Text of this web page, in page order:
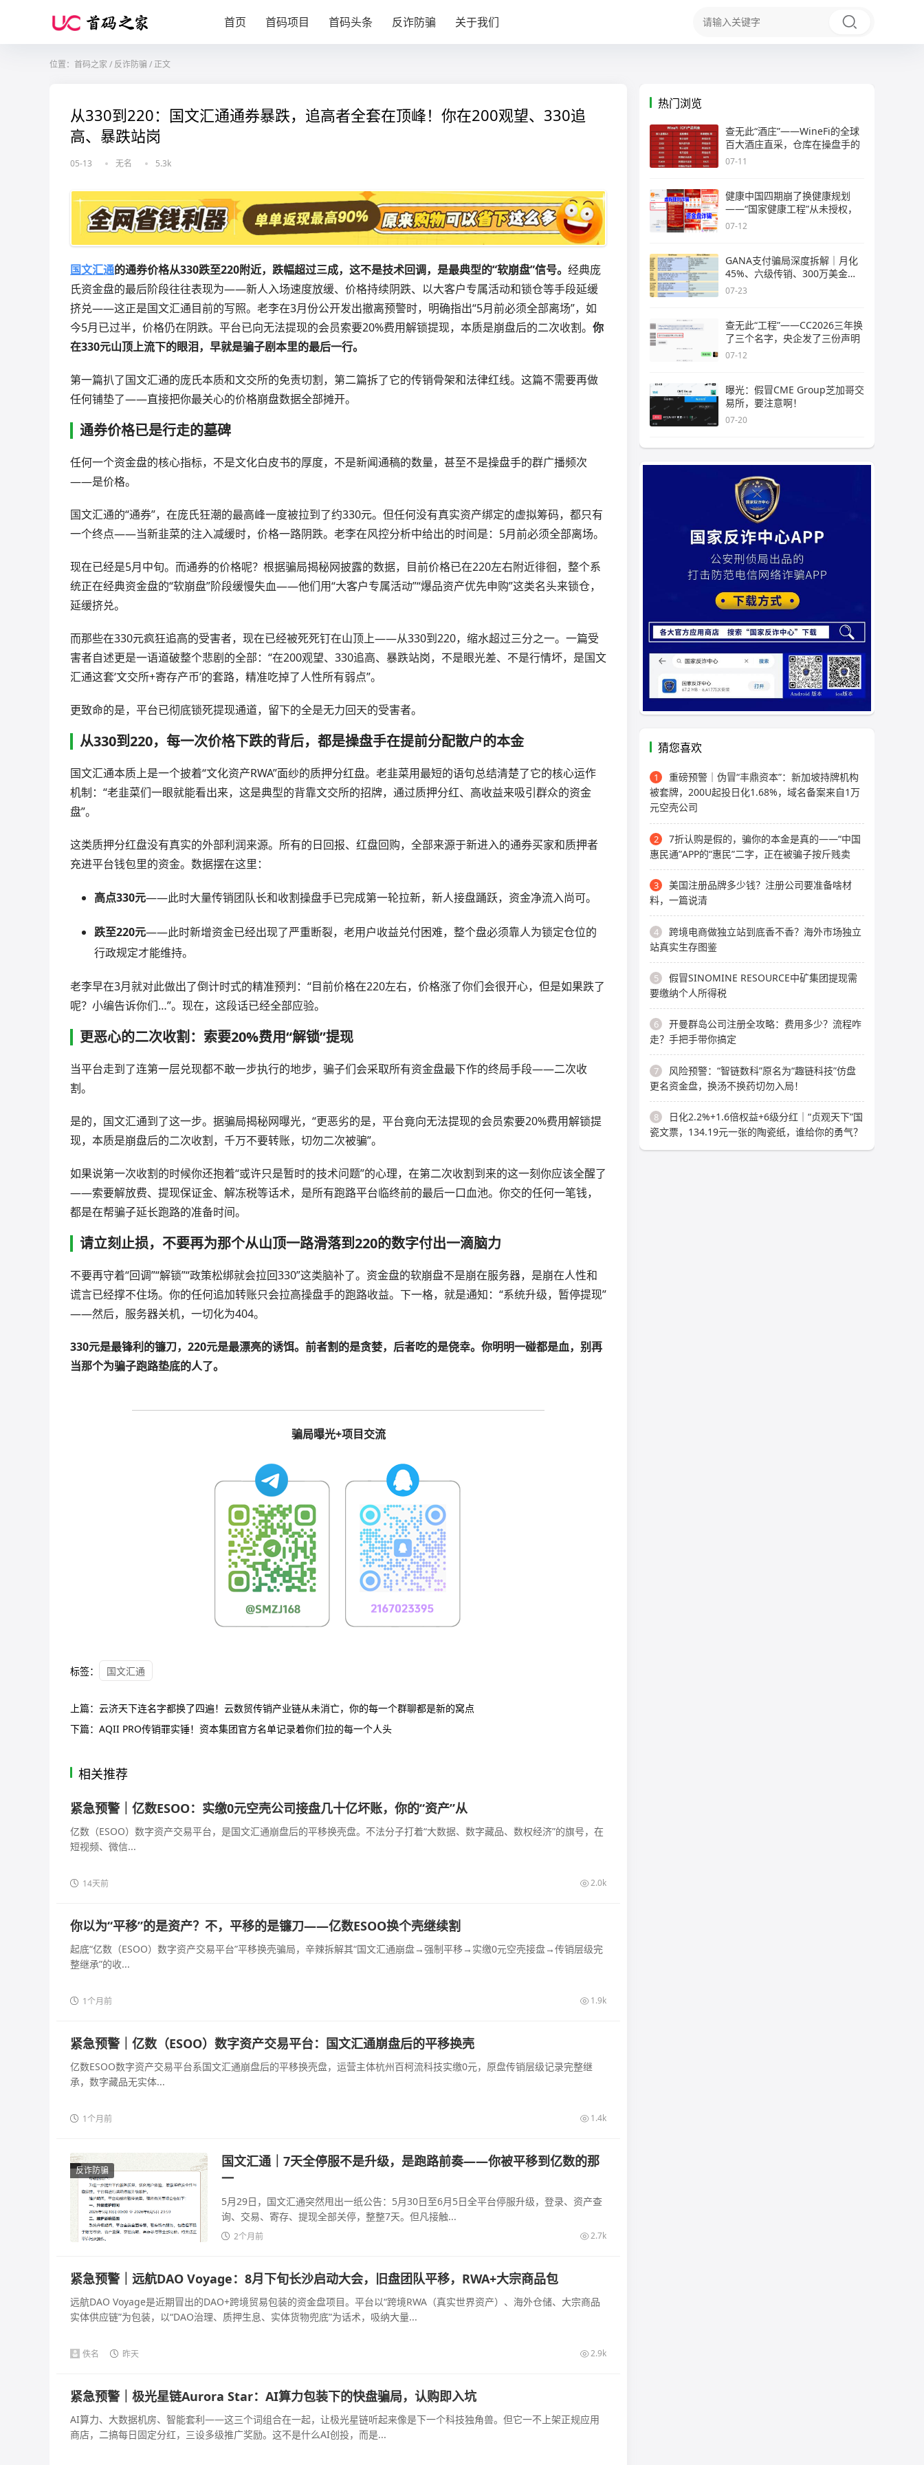
首页 首码项目 首码头条 反诈防骗 关于我们
位置： 首码之家 / 反诈防骗 /正文
从330到220：国文汇通通券暴跌，追高者全套在顶峰！你在200观望、330追
高、暴跌站岗
05-13 无名 5.3k
国文汇通的通券价格从330跌至220附近，跌幅超过三成，这不是技术回调，是最典型的“软崩盘”信号。 经典庞
氏资金盘的最后阶段往往表现为——新人入场速度放缓、价格持续阴跌、以大客户专属活动和锁仓等手段延缓
挤兑——这正是国文汇通目前的写照。老李在3月份公开发出撤离预警时，明确指出“5月前必须全部离场”，如
今5月已过半，价格仍在阴跌。平台已向无法提现的会员索要20%费用解锁提现，本质是崩盘后的二次收割。 你
在330元山顶上流下的眼泪，早就是骗子剧本里的最后一行。
第一篇扒了国文汇通的庞氏本质和文交所的免责切割，第二篇拆了它的传销骨架和法律红线。这篇不需要再做
任何铺垫了——直接把你最关心的价格崩盘数据全部摊开。
通券价格已是行走的墓碑
任何一个资金盘的核心指标，不是文化白皮书的厚度，不是新闻通稿的数量，甚至不是操盘手的群广播频次
——是价格。
国文汇通的“通券”，在庞氏狂潮的最高峰一度被拉到了约330元。但任何没有真实资产绑定的虚拟筹码，都只有
一个终点——当新韭菜的注入减缓时，价格一路阴跌。老李在风控分析中给出的时间是：5月前必须全部离场。
现在已经是5月中旬。而通券的价格呢？根据骗局揭秘网披露的数据，目前价格已在220左右附近徘徊，整个系
统正在经典资金盘的“软崩盘”阶段缓慢失血——他们用“大客户专属活动”“爆品资产优先申购”这类名头来锁仓，
延缓挤兑。
而那些在330元疯狂追高的受害者，现在已经被死死钉在山顶上——从330到220，缩水超过三分之一。一篇受
害者自述更是一语道破整个悲剧的全部：“在200观望、330追高、暴跌站岗，不是眼光差、不是行情坏，是国文
汇通这套‘文交所+寄存产币’的套路，精准吃掉了人性所有弱点”。
更致命的是，平台已彻底锁死提现通道，留下的全是无力回天的受害者。
从330到220，每一次价格下跌的背后，都是操盘手在提前分配散户的本金
国文汇通本质上是一个披着“文化资产RWA”面纱的质押分红盘。老韭菜用最短的语句总结清楚了它的核心运作
机制：“老韭菜们一眼就能看出来，这是典型的背靠文交所的招牌，通过质押分红、高收益来吸引群众的资金
盘”。
这类质押分红盘没有真实的外部利润来源。所有的日回报、红盘回购，全部来源于新进入的通券买家和质押者
充进平台钱包里的资金。数据摆在这里：
高点330元——此时大量传销团队长和收割操盘手已完成第一轮拉新，新人接盘踊跃，资金净流入尚可。
跌至220元——此时新增资金已经出现了严重断裂，老用户收益兑付困难，整个盘必须靠人为锁定仓位的
行政规定才能维持。
老李早在3月就对此做出了倒计时式的精准预判：“目前价格在220左右，价格涨了你们会很开心，但是如果跌了
呢？小编告诉你们…”。现在，这段话已经全部应验。
更恶心的二次收割：索要20%费用“解锁”提现
当平台走到了连第一层兑现都不敢一步执行的地步，骗子们会采取所有资金盘最下作的终局手段——二次收
割。
是的，国文汇通到了这一步。据骗局揭秘网曝光，“更恶劣的是，平台竟向无法提现的会员索要20%费用解锁提
现，本质是崩盘后的二次收割，千万不要转账，切勿二次被骗”。
如果说第一次收割的时候你还抱着“或许只是暂时的技术问题”的心理，在第二次收割到来的这一刻你应该全醒了
——索要解放费、提现保证金、解冻税等话术，是所有跑路平台临终前的最后一口血池。你交的任何一笔钱，
都是在帮骗子延长跑路的准备时间。
请立刻止损，不要再为那个从山顶一路滑落到220的数字付出一滴脑力
不要再守着“回调”“解锁”“政策松绑就会拉回330”这类脑补了。资金盘的软崩盘不是崩在服务器，是崩在人性和
谎言已经撑不住场。你的任何追加转账只会拉高操盘手的跑路收益。下一格，就是通知：“系统升级，暂停提现”
——然后，服务器关机，一切化为404。
330元是最锋利的镰刀，220元是最漂亮的诱饵。前者割的是贪婪，后者吃的是侥幸。你明明一碰都是血，别再
当那个为骗子跑路垫底的人了。
骗局曝光+项目交流
标签： 国文汇通
上篇： 云济天下连名字都换了四遍！云数贸传销产业链从未消亡，你的每一个群聊都是新的窝点
下篇： AQII PRO传销罪实锤！资本集团官方名单记录着你们拉的每一个人头
相关推荐
紧急预警｜亿数ESOO：实缴0元空壳公司接盘几十亿坏账，你的“资产”从
亿数（ESOO）数字资产交易平台，是国文汇通崩盘后的平移换壳盘。不法分子打着“大数据、数字藏品、数权经济”的旗号，在
短视频、微信...
14天前 2.0k
你以为“平移”的是资产？不，平移的是镰刀——亿数ESOO换个壳继续割
起底“亿数（ESOO）数字资产交易平台”平移换壳骗局，辛辣拆解其“国文汇通崩盘→强制平移→实缴0元空壳接盘→传销层级完
整继承”的收...
1个月前 1.9k
紧急预警｜亿数（ESOO）数字资产交易平台：国文汇通崩盘后的平移换壳
亿数ESOO数字资产交易平台系国文汇通崩盘后的平移换壳盘，运营主体杭州百柯流科技实缴0元，原盘传销层级记录完整继
承，数字藏品无实体...
1个月前 1.4k
反诈防骗
国文汇通｜7天全停服不是升级，是跑路前奏——你被平移到亿数的那
一
5月29日，国文汇通突然甩出一纸公告：5月30日至6月5日全平台停服升级，登录、资产查
询、交易、寄存、提现全部关停，整整7天。但凡接触...
2个月前 2.7k
紧急预警｜远航DAO Voyage：8月下旬长沙启动大会，旧盘团队平移，RWA+大宗商品包
远航DAO Voyage是近期冒出的DAO+跨境贸易包装的资金盘项目。平台以“跨境RWA（真实世界资产）、海外仓储、大宗商品
实体供应链”为包装，以“DAO治理、质押生息、实体货物兜底”为话术，吸纳大量...
佚名 昨天 2.9k
紧急预警｜极光星链Aurora Star：AI算力包装下的快盘骗局，认购即入坑
AI算力、大数据机房、智能套利——这三个词组合在一起，让极光星链听起来像是下一个科技独角兽。但它一不上架正规应用
商店，二搞每日固定分红，三设多级推广奖励。这不是什么AI创投，而是...
热门浏览
查无此“酒庄”——WineFi的全球
百大酒庄直采，仓库在操盘手的
07-11
健康中国四期崩了换健康规划
——“国家健康工程”从未授权，
07-12
GANA支付骗局深度拆解｜月化
45%、六级传销、300万美金窟
窿，拉菲
07-23
查无此“工程”——CC2026三年换
了三个名字，央企发了三份声明
07-12
曝光：假冒CME Group芝加哥交
易所，要注意啊！
07-20
猜您喜欢
1
重磅预警｜伪冒“丰鼎资本”：新加坡持牌机构
被套牌，200U起投日化1.68%，域名备案来自1万
元空壳公司
2
7折认购是假的，骗你的本金是真的——“中国
惠民通”APP的“惠民”二字，正在被骗子按斤贱卖
3
美国注册品牌多少钱？注册公司要准备啥材
料，一篇说清
4
跨境电商做独立站到底香不香？海外市场独立
站真实生存图鉴
5
假冒SINOMINE RESOURCE中矿集团提现需
要缴纳个人所得税
6
开曼群岛公司注册全攻略：费用多少？流程咋
走？手把手带你搞定
7
风险预警：“智链数科”原名为“趣链科技”仿盘
更名资金盘，换汤不换药切勿入局！
8
日化2.2%+1.6倍权益+6级分红｜“贞观天下”国
瓷文票，134.19元一张的陶瓷纸，谁给你的勇气？